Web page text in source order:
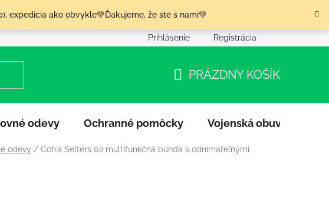
expedícia ako obvykle💚Ďakujeme, že ste s nami💚
Podmienky ochrany osobných údajov
Prihlásenie Registrácia
KOŠÍK
PRÁZDNY KOŠÍK
odevy Ochranné pomôcky Vojenská obuv
odevy / Cofra Selters 02 multifunkčná bunda s odnímateľnými